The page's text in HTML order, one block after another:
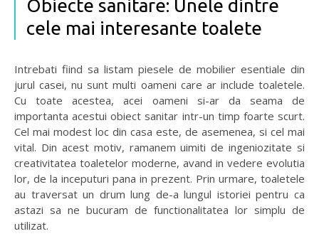
Obiecte sanitare: Unele dintre
cele mai interesante toalete
Intrebati fiind sa listam piesele de mobilier esentiale din
jurul casei, nu sunt multi oameni care ar include toaletele.
Cu toate acestea, acei oameni si-ar da seama de
importanta acestui obiect sanitar intr-un timp foarte scurt.
Cel mai modest loc din casa este, de asemenea, si cel mai
vital. Din acest motiv, ramanem uimiti de ingeniozitate si
creativitatea toaletelor moderne, avand in vedere evolutia
lor, de la inceputuri pana in prezent. Prin urmare, toaletele
au traversat un drum lung de-a lungul istoriei pentru ca
astazi sa ne bucuram de functionalitatea lor simplu de
utilizat.